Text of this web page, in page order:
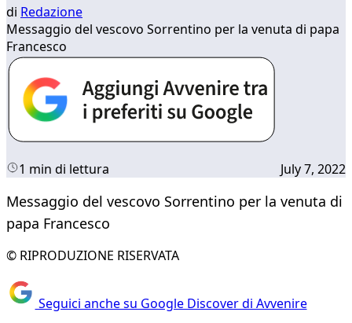
di Redazione
Messaggio del vescovo Sorrentino per la venuta di papa
Francesco
1 min di lettura July 7, 2022
Messaggio del vescovo Sorrentino per la venuta di
papa Francesco
© RIPRODUZIONE RISERVATA
Seguici anche su Google Discover di Avvenire